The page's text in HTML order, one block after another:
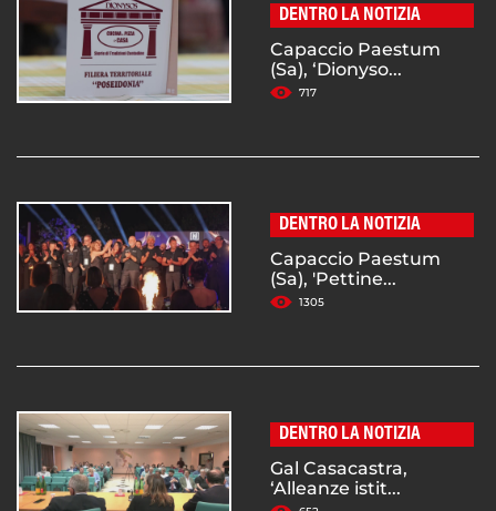
DENTRO LA NOTIZIA
Capaccio Paestum
(Sa), ‘Dionyso...
717
DENTRO LA NOTIZIA
Capaccio Paestum
(Sa), 'Pettine...
1305
DENTRO LA NOTIZIA
Gal Casacastra,
‘Alleanze istit...